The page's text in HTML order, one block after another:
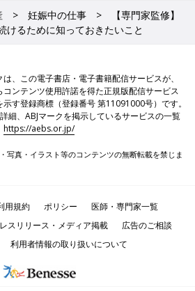
妊娠中の仕事
【専門家監修】
けるために知っておきたいこと
は、この電子書店・電子書籍配信サービスが、
コンテンツ使用許諾を得た正規版配信サービス
す登録商標（登録番号 第11091000号）です。
細、ABJマークを掲示しているサービスの一覧
https://aebs.or.jp/
写真・イラスト等のコンテンツの無断転載を禁じま
用規約 ポリシー
医師・専門家一覧
スリリース・メディア掲載
広告のご相談
利用者情報の取り扱いについて